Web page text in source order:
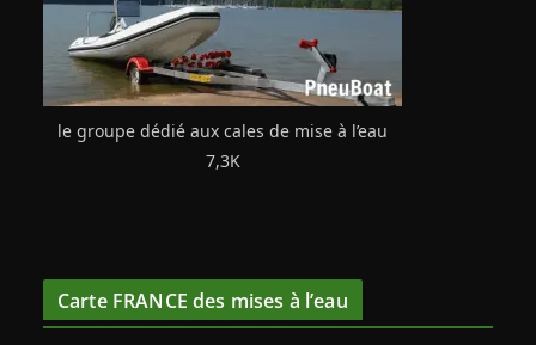
le groupe dédié aux cales de mise à l’eau
7,3K
Carte FRANCE des mises à l’eau